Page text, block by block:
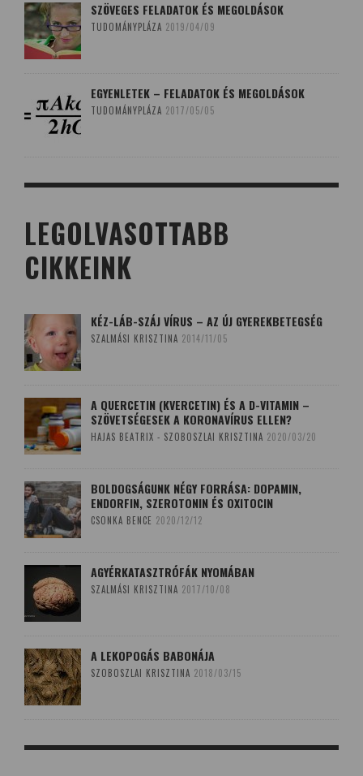
SZÖVEGES FELADATOK ÉS MEGOLDÁSOK
TUDOMÁNYPLÁZA 2019/04/09
EGYENLETEK – FELADATOK ÉS MEGOLDÁSOK
TUDOMÁNYPLÁZA 2017/05/05
LEGOLVASOTTABB
CIKKEINK
KÉZ-LÁB-SZÁJ VÍRUS – AZ ÚJ GYEREKBETEGSÉG
SZALMÁSI KRISZTINA 2014/11/05
A QUERCETIN (KVERCETIN) ÉS A D-VITAMIN –
SZÖVETSÉGESEK A KORONAVÍRUS ELLEN?
HAJAS BEATRIX - SZOBOSZLAI KRISZTINA 2020/03/20
BOLDOGSÁGUNK NÉGY FORRÁSA: DOPAMIN,
ENDORFIN, SZEROTONIN ÉS OXITOCIN
CSONKA BENCE 2020/12/12
AGYÉRKATASZTRÓFÁK NYOMÁBAN
SZALMÁSI KRISZTINA 2017/10/08
A LEKOPOGÁS BABONÁJA
SZOBOSZLAI KRISZTINA 2018/03/15